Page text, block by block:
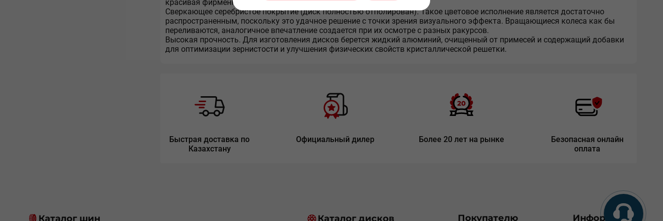
красивая фирменная эмблема.
Сверкающее серебристое покрытие (диск полностью отполирован). Такое цветовое исполнение является достаточно
распространенным, поскольку это удачное решение с точки зрения визуального эффекта. Вращающиеся колеса как бы
переливаются, аналогичное впечатление создается при их осмотре с разных ракурсов.
Высокая прочность. Для изготовления дисков берется жидкий алюминий, очищенный от примесей и содержащий добавки
для оптимизации зернистости и улучшения физических свойств кристаллической решетки.
Быстрая доставка по
Казахстану
Официальный дилер Более 20 лет на рынке
Безопасная онлайн
оплата
Каталог шин Каталог дисков Покупателю Информация